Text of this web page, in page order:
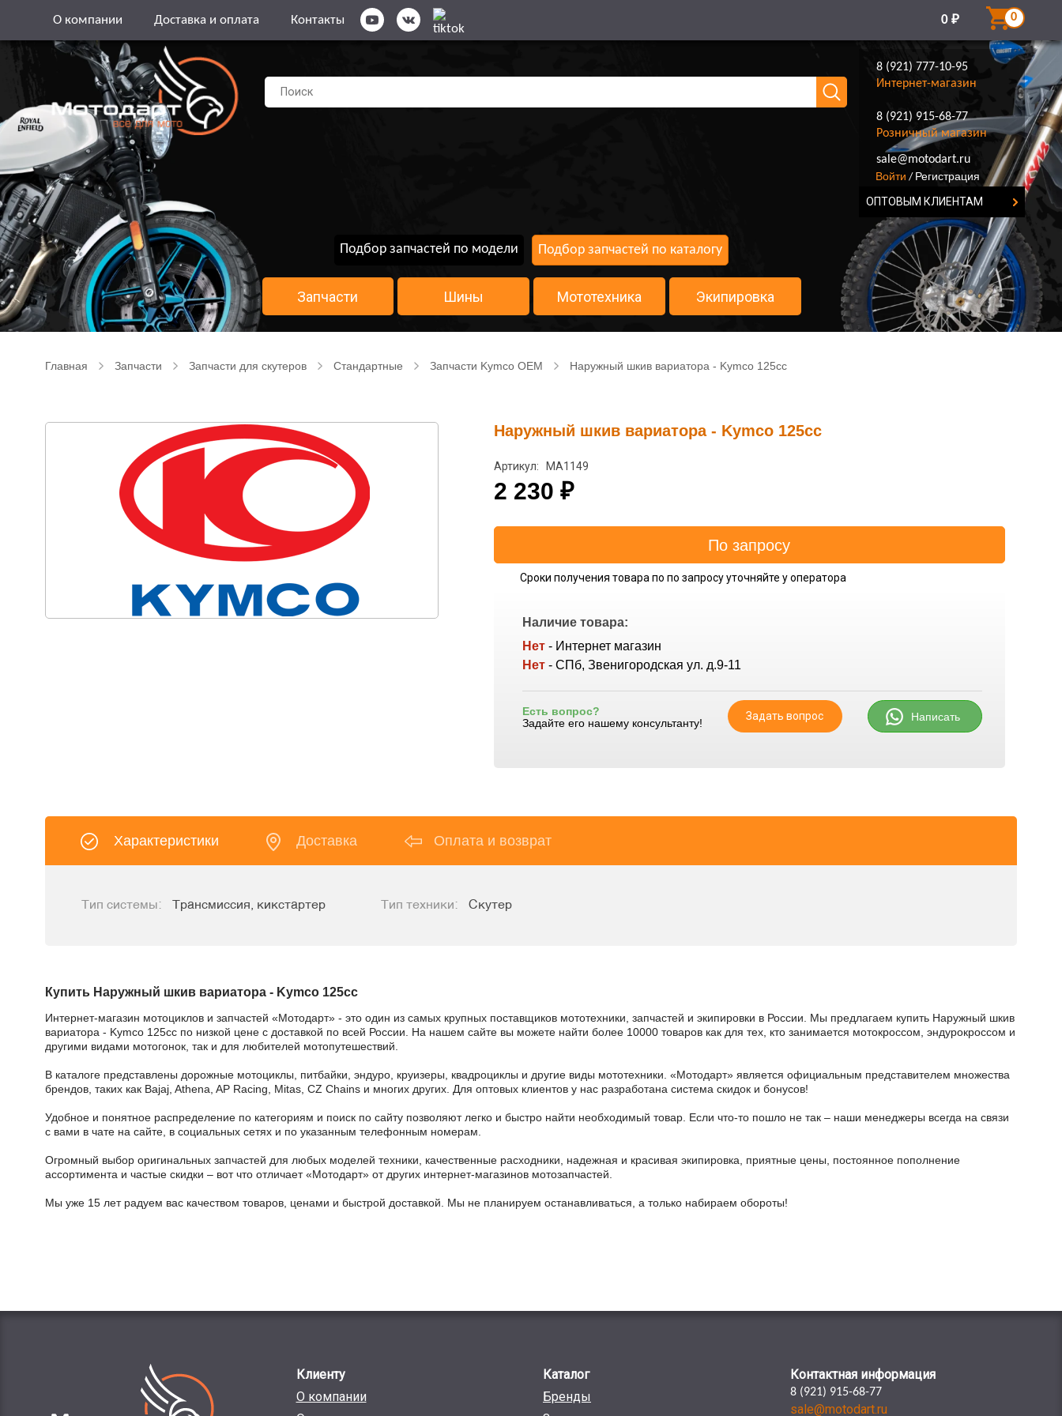
О компании Доставка и оплата Контакты 0 ₽ 0
8 (921) 777-10-95
Интернет-магазин
8 (921) 915-68-77
Розничный магазин
8 (921) 777-10-95
sale@motodart.ru
Войти / Регистрация
ОПТОВЫМ КЛИЕНТАМ
Подбор запчастей по модели Подбор запчастей по каталогу
Запчасти Шины Мототехника Экипировка
Главная Запчасти Запчасти для скутеров Стандартные Запчасти Kymco OEM Наружный шкив вариатора - Kymco 125cc
Наружный шкив вариатора - Kymco 125cc
Артикул: MA1149
2 230 ₽
Сроки получения товара по по запросу уточняйте у оператора
Наличие товара:
Нет - Интернет магазин
Нет - СПб, Звенигородская ул. д.9-11
Есть вопрос?
Задайте его нашему консультанту!
Задать вопрос Написать
Характеристики Доставка Оплата и возврат
Тип системы: Трансмиссия, кикстартер Тип техники: Скутер
Купить Наружный шкив вариатора - Kymco 125cc
Интернет-магазин мотоциклов и запчастей «Мотодарт» - это один из самых крупных поставщиков мототехники, запчастей и экипировки в России. Мы предлагаем купить Наружный шкив
вариатора - Kymco 125cc по низкой цене с доставкой по всей России. На нашем сайте вы можете найти более 10000 товаров как для тех, кто занимается мотокроссом, эндурокроссом и
другими видами мотогонок, так и для любителей мотопутешествий.
В каталоге представлены дорожные мотоциклы, питбайки, эндуро, круизеры, квадроциклы и другие виды мототехники. «Мотодарт» является официальным представителем множества
брендов, таких как Bajaj, Athena, AP Racing, Mitas, CZ Chains и многих других. Для оптовых клиентов у нас разработана система скидок и бонусов!
Удобное и понятное распределение по категориям и поиск по сайту позволяют легко и быстро найти необходимый товар. Если что-то пошло не так – наши менеджеры всегда на связи
с вами в чате на сайте, в социальных сетях и по указанным телефонным номерам.
Огромный выбор оригинальных запчастей для любых моделей техники, качественные расходники, надежная и красивая экипировка, приятные цены, постоянное пополнение
ассортимента и частые скидки – вот что отличает «Мотодарт» от других интернет-магазинов мотозапчастей.
Мы уже 15 лет радуем вас качеством товаров, ценами и быстрой доставкой. Мы не планируем останавливаться, а только набираем обороты!
Клиенту
О компании
Каталог
Бренды
Контактная информация
8 (921) 915-68-77
sale@motodart.ru